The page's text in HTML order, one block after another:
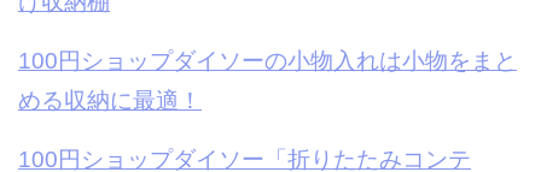
100円ショップダイソーの小物入れは小物をまと
める収納に最適！
100円ショップダイソー「折りたたみコンテ